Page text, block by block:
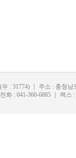
(우 : 31774) ｜ 주소 : 충청
전화 : 041-360-6885 ｜ 팩스 :